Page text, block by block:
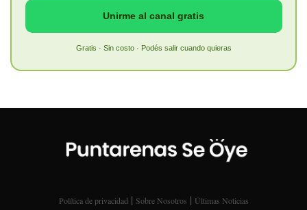
Unirme al canal gratis
Gratis · Sin costo · Podés salir cuando quieras
Política de privacidad | Sobre Nosotros | Últimas Noticias